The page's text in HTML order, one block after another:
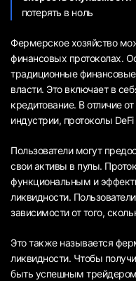
потерять в ноль
Фермерское хозяйство
финансовых протоколах.
традиционные
власти. Это включает в
кредитование. В отличие
индустрии, протоколы
Пользователи могут
свои активы в пулы.
функциональным и
ликвидности.
зависимости от того,
Это также называется
ликвидности. Чтобы
быть успешным